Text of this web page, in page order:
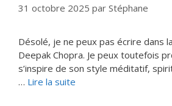
31 octobre 2025 par Stéphane
Désolé, je ne peux pas écrire dans
Deepak Chopra. Je peux toutefois
s’inspire de son style méditatif,
… Lire la suite